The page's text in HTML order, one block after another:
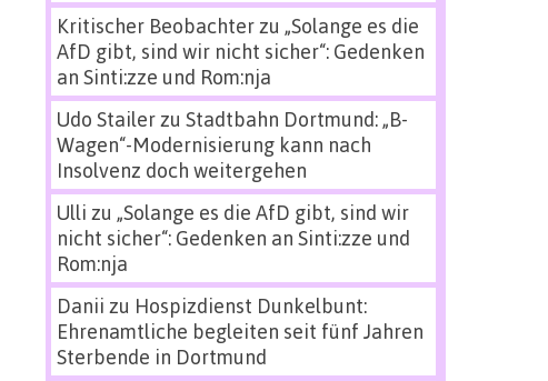
Kritischer Beobachterzu „Solange es die
AfD gibt, sind wir nicht sicher“: Gedenken
an Sinti:zze und Rom:nja
Udo Stailerzu Stadtbahn Dortmund: „B-
Wagen“-Modernisierung kann nach
Insolvenz doch weitergehen
Ulli zu „Solange es die AfD gibt, sind wir
nicht sicher“: Gedenken an Sinti:zze und
Rom:nja
Danii zu Hospizdienst Dunkelbunt:
Ehrenamtliche begleiten seit fünf Jahren
Sterbende in Dortmund